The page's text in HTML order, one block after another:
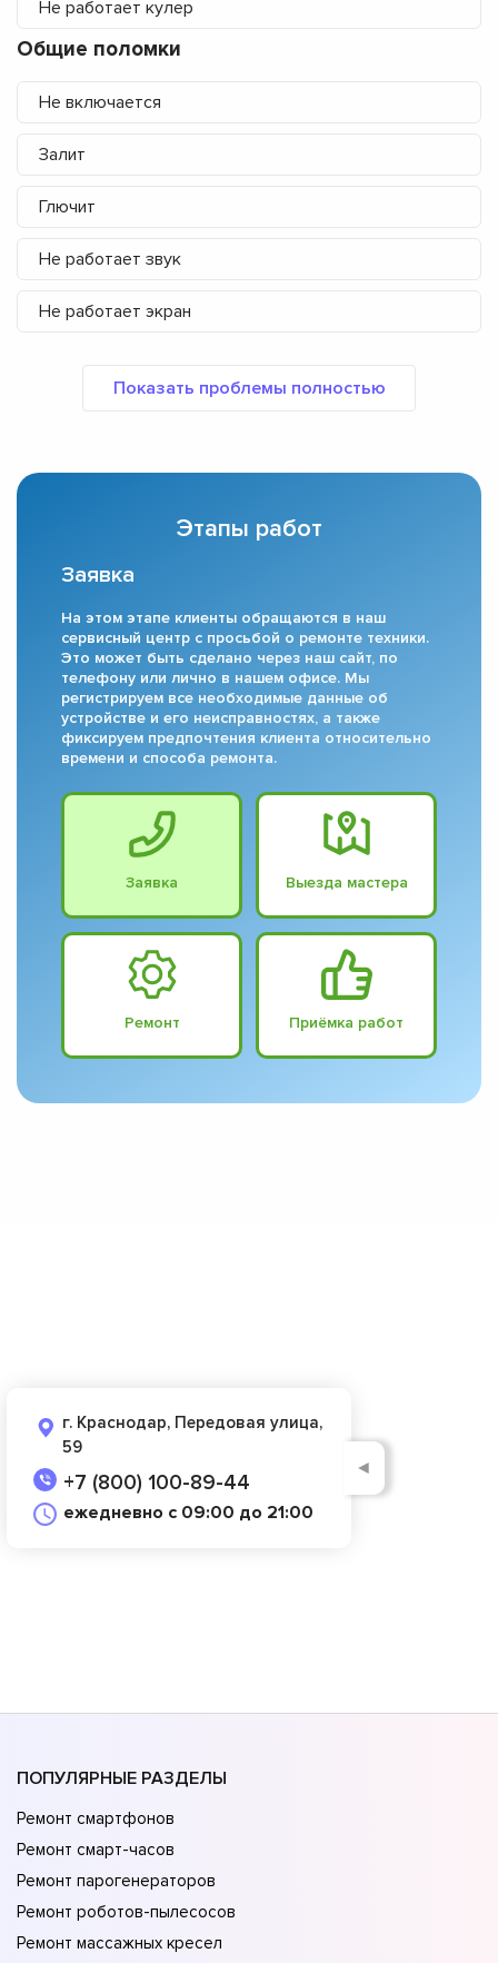
Не работает кулер
Общие поломки
Не включается
Залит
Глючит
Не работает звук
Не работает экран
Этапы работ
Заявка
На этом этапе клиенты обращаются в наш
сервисный центр с просьбой о ремонте техники.
Это может быть сделано через наш сайт, по
телефону или лично в нашем офисе. Мы
регистрируем все необходимые данные об
устройстве и его неисправностях, а также
фиксируем предпочтения клиента относительно
времени и способа ремонта.
Заявка Выезда мастера
Ремонт Приёмка работ
г. Краснодар, Передовая улица,
59
+7 (800) 100-89-44
ежедневно с 09:00 до 21:00
◄
ПОПУЛЯРНЫЕ РАЗДЕЛЫ
Ремонт смартфонов
Ремонт смарт-часов
Ремонт парогенераторов
Ремонт роботов-пылесосов
Ремонт массажных кресел